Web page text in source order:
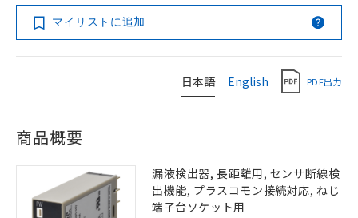
マイリストに追加
日本語 English PDF出力
商品概要
漏液検出器, 長距離用, センサ断線検
出機能, プラスコモン接続対応, ねじ
端子台ソケット用